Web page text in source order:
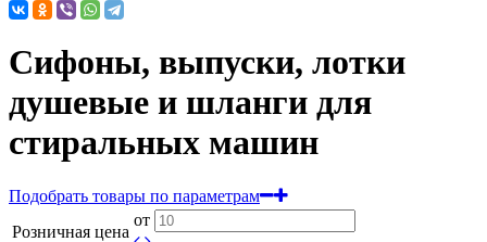
Сифоны, выпуски, лотки
душевые и шланги для
стиральных машин
Подобрать товары по параметрам
Розничная цена
от